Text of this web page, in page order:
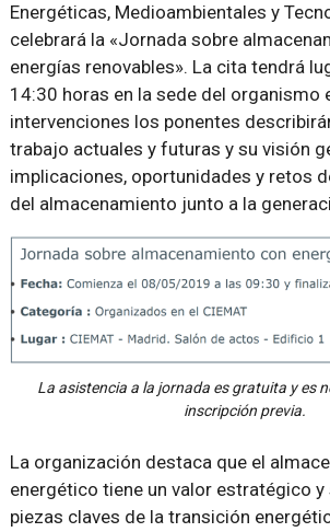
Energéticas, Medioambientales y
celebrará la «Jornada sobre
energías renovables». La cita tendrá
14:30 horas en la sede del organismo
intervenciones los ponentes
trabajo actuales y futuras y su visión
implicaciones, oportunidades y retos
del almacenamiento junto a la
La asistencia a la jornada es gratuita y es
inscripción previa.
La organización destaca que el
energético tiene un valor estratégico y
piezas claves de la transición